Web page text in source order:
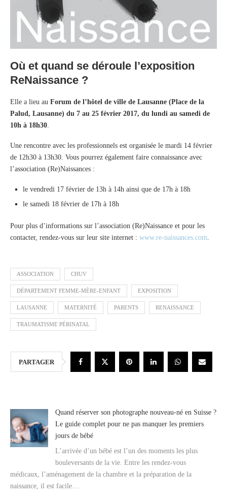
Où et quand se déroule l’exposition
ReNaissance ?
Elle a lieu au Forum de l’hôtel de ville de Lausanne (Place de la
Palud, Lausanne) du 7 au 25 février 2017, du lundi au samedi de
10h à 18h30.
Une rencontre avec les professionnels est organisée le mardi 14 février
de 12h30 à 13h30. Vous pourrez également faire connaissance avec
l’association (Re)Naissances :
le vendredi 17 février de 13h à 14h ainsi que de 17h à 18h
le samedi 18 février de 17h à 18h
Pour plus d’informations sur l’association (Re)Naissance et pour les
contacter, rendez-vous sur leur site internet : www.re-naissances.com.
ASSOCIATION CHUV
DÉPARTEMENT FEMME-MÈRE-ENFANT EXPOSITION
LAUSANNE MATERNITÉ PARENTS RENAISSANCE
TRAUMATISME PÉRINATAL
PARTAGER
Quand réserver son photographe nouveau-né en Suisse ?
Le guide complet pour ne pas manquer les premiers
jours de bébé
L’arrivée d’un bébé est l’un des moments les plus
bouleversants de la vie. Entre les rendez-vous
médicaux, l’aménagement de la chambre et la préparation de la
naissance, il est facile…